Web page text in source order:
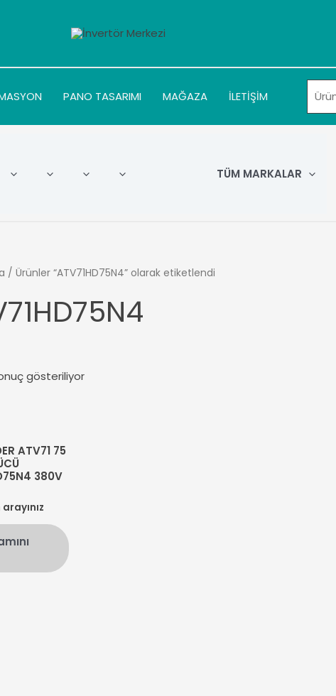
PANO TASARIMI MAĞAZA İLETİŞİM
TÜM MARKALAR
/ Ürünler “ATV71HD75N4” olarak etiketlendi
gösteriliyor
ATV71 75
380V